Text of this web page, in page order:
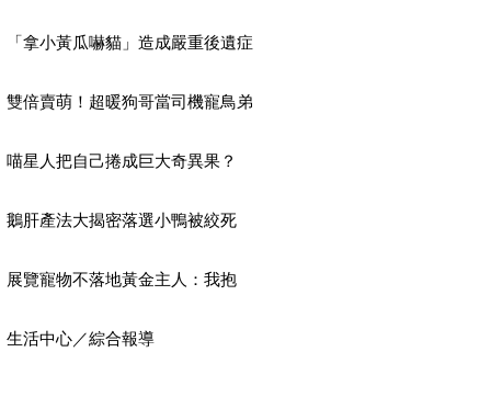
「拿小黃瓜嚇貓」造成嚴重後遺症
雙倍賣萌！超暖狗哥當司機寵鳥弟
喵星人把自己捲成巨大奇異果？
鵝肝產法大揭密落選小鴨被絞死
展覽寵物不落地黃金主人：我抱
生活中心／綜合報導